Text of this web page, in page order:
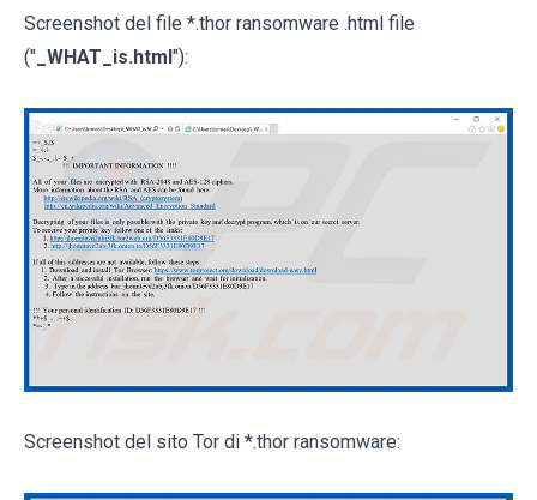
Screenshot del file *.thor ransomware .html file
(" _WHAT_is.html"):
Screenshot del sito Tor di *.thor ransomware: